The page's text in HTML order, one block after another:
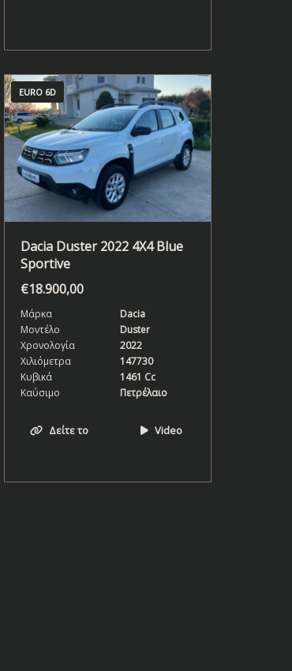
EURO 6D
Dacia Duster 2022 4X4 Blue
Sportive
€18.900,00
Μάρκα
Dacia
Μοντέλο
Duster
Χρονολογία
2022
Χιλιόμετρα
147730
Κυβικά
1461 Cc
Καύσιμο
Πετρέλαιο
Δείτε το Video